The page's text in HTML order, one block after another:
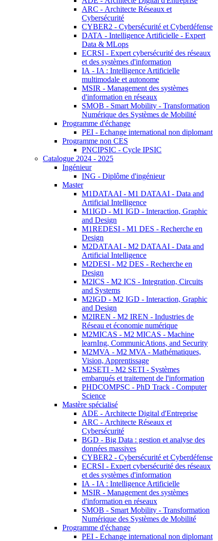
ARC - Architecte Réseaux et
Cybersécurité
CYBER2 - Cybersécurité et Cyberdéfense
DATA - Intelligence Artificielle - Expert
Data & MLops
ECRSI - Expert cybersécurité des réseaux
et des systèmes d'information
IA - IA : Intelligence Artificielle
multimodale et autonome
MSIR - Management des systèmes
d'information en réseaux
SMOB - Smart Mobility - Transformation
Numérique des Systèmes de Mobilité
Programme d'échange
PEI - Echange international non diplomant
Programme non CES
PNCIPSIC - Cycle IPSIC
Catalogue 2024 - 2025
Ingénieur
ING - Diplôme d'ingénieur
Master
M1DATAAI - M1 DATAAI - Data and
Artificial Intelligence
M1IGD - M1 IGD - Interaction, Graphic
and Design
M1REDESI - M1 DES - Recherche en
Design
M2DATAAI - M2 DATAAI - Data and
Artificial Intelligence
M2DESI - M2 DES - Recherche en
Design
M2ICS - M2 ICS - Integration, Circuits
and Systems
M2IGD - M2 IGD - Interaction, Graphic
and Design
M2IREN - M2 IREN - Industries de
Réseau et économie numérique
M2MICAS - M2 MICAS - Machine
learnIng, CommunicAtions, and Security
M2MVA - M2 MVA - Mathématiques,
Vision, Apprentissage
M2SETI - M2 SETI - Systèmes
embarqués et traitement de l'information
PHDCOMPSC - PhD Track - Computer
Science
Mastère spécialisé
ADE - Architecte Digital d'Entreprise
ARC - Architecte Réseaux et
Cybersécurité
BGD - Big Data : gestion et analyse des
données massives
CYBER2 - Cybersécurité et Cyberdéfense
ECRSI - Expert cybersécurité des réseaux
et des systèmes d'information
IA - IA : Intelligence Artificielle
MSIR - Management des systèmes
d'information en réseaux
SMOB - Smart Mobility - Transformation
Numérique des Systèmes de Mobilité
Programme d'échange
PEI - Echange international non diplomant